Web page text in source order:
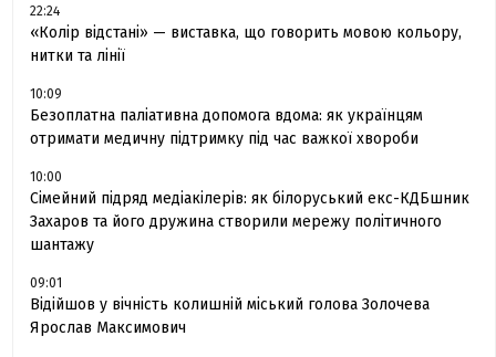
22:24
«Колір відстані» — виставка, що говорить мовою кольору,
нитки та лінії
10:09
Безоплатна паліативна допомога вдома: як українцям
отримати медичну підтримку під час важкої хвороби
10:00
Сімейний підряд медіакілерів: як білоруський екс-КДБшник
Захаров та його дружина створили мережу політичного
шантажу
09:01
Відійшов у вічність колишній міський голова Золочева
Ярослав Максимович